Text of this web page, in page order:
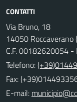
CONTATTI
Via Bruno, 18
14050 Roccaverano
C.F. 00182620054
Telefono:
Fax:
E-mail: